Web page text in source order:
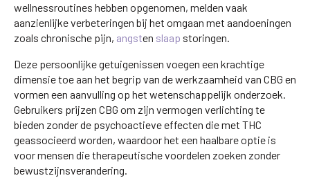
wellnessroutines hebben opgenomen, melden vaak
aanzienlijke verbeteringen bij het omgaan met aandoeningen
zoals chronische pijn, angsten slaap storingen.
Deze persoonlijke getuigenissen voegen een krachtige
dimensie toe aan het begrip van de werkzaamheid van CBG en
vormen een aanvulling op het wetenschappelijk onderzoek.
Gebruikers prijzen CBG om zijn vermogen verlichting te
bieden zonder de psychoactieve effecten die met THC
geassocieerd worden, waardoor het een haalbare optie is
voor mensen die therapeutische voordelen zoeken zonder
bewustzijnsverandering.